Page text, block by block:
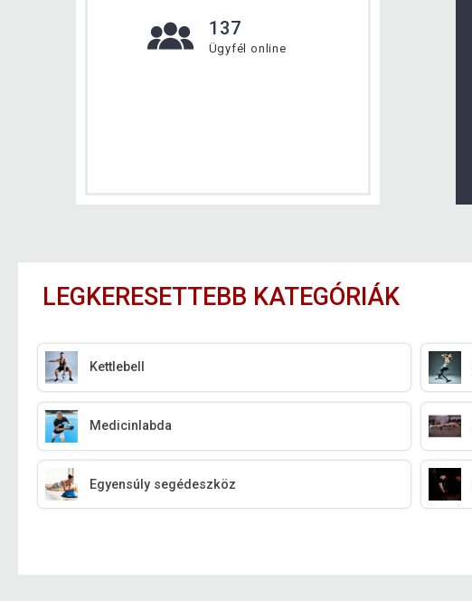
137
Ügyfél online
LEGKERESETTEBB KATEGÓRIÁK
Kettlebell
Medicinlabda
Egyensúly segédeszköz